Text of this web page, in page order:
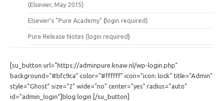
(Elsevier, May 2015)
Elsevier's "Pure Academy" (login required)
Pure Release Notes (login required)
[su_button url="https://adminpure.knaw.nl/wp-login.php"
background="#bfc9ca" color="#ffffff" icon="icon: lock" title="Admin"
style="Ghost" size="2" wide="no" center="yes" radius="auto"
id="admin_login"]blog login [/su_button]